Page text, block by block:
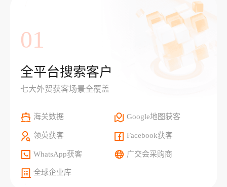
01
全平台搜索客户
七大外贸获客场景全覆盖
海关数据 Google地图获客
领英获客 Facebook获客
WhatsApp获客 广交会采购商
全球企业库